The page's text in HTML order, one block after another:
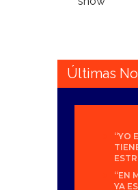
Últimas
“YO
“EN
YA